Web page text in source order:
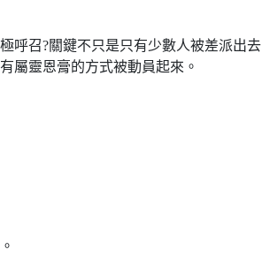
呼召?關鍵不只是只有少數人被差派出去
屬靈恩膏的方式被動員起來 。